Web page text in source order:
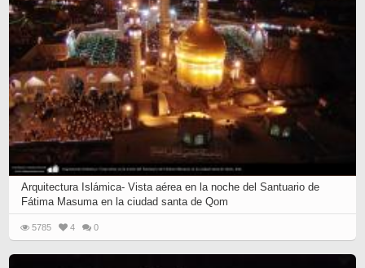
Arquitectura Islámica- Vista aérea en la noche del Santuario de
Fátima Masuma en la ciudad santa de Qom
5785 4 0